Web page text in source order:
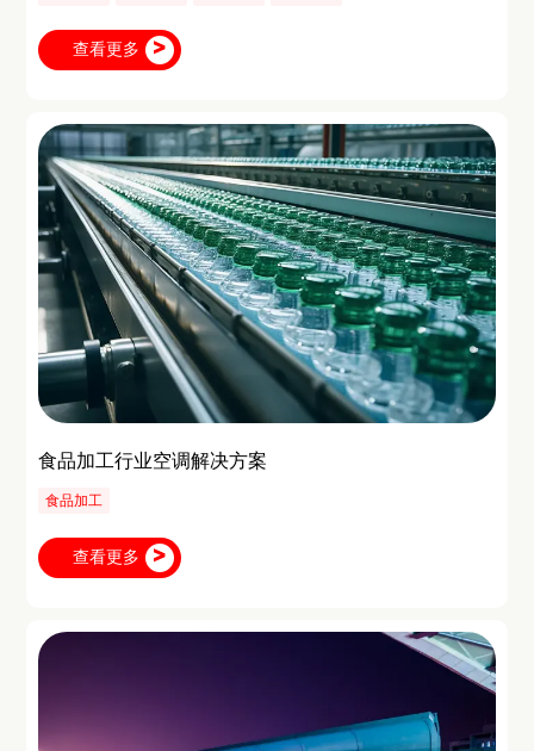
查看更多
食品加工行业空调解决方案
食品加工
查看更多